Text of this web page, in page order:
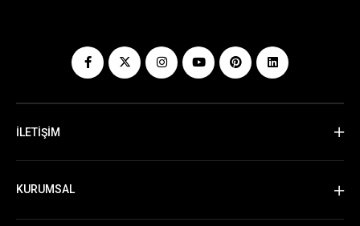
İLETİŞİM
KURUMSAL